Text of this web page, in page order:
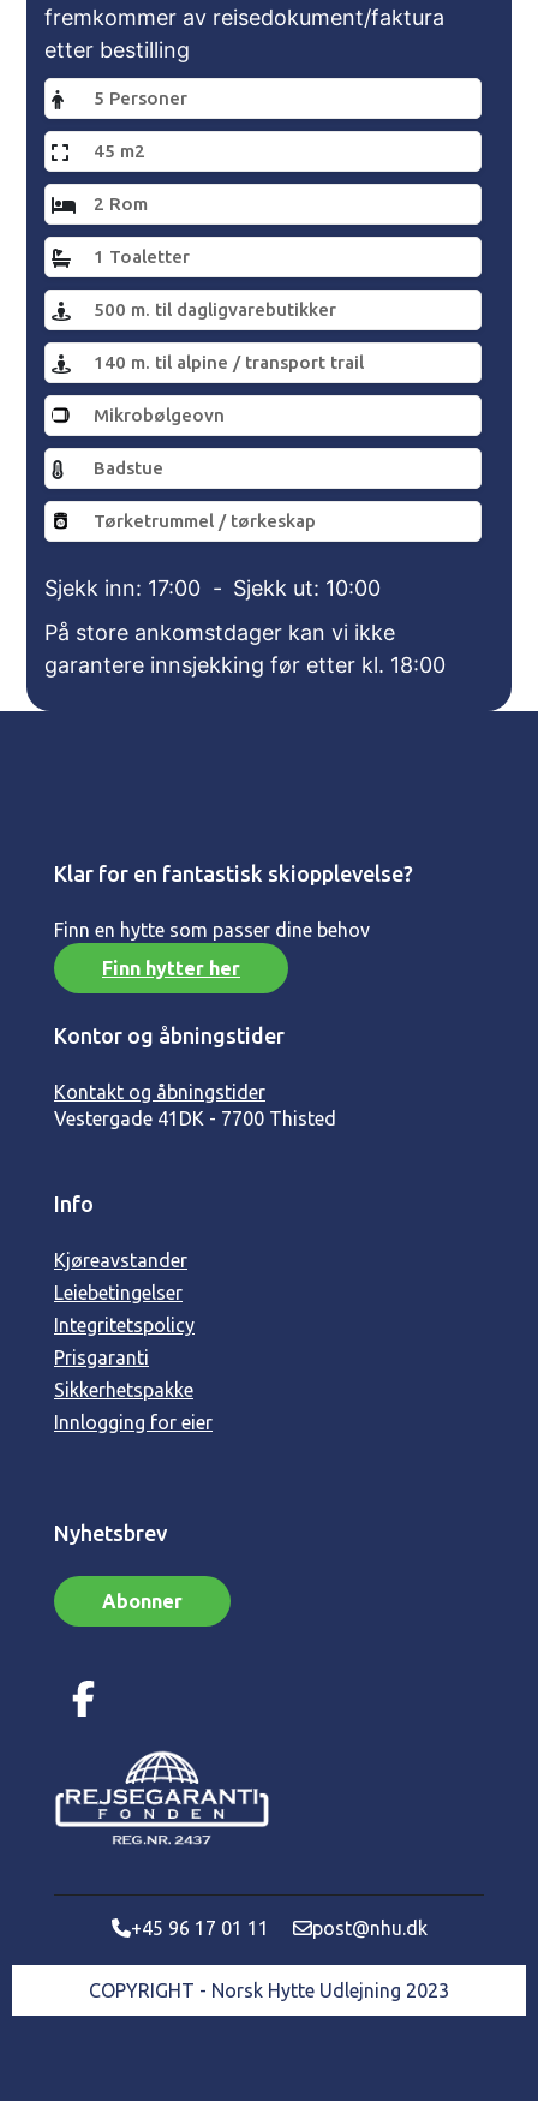
fremkommer av reisedokument/faktura
etter bestilling
5 Personer
45 m2
2 Rom
1 Toaletter
500 m. til dagligvarebutikker
140 m. til alpine / transport trail
Mikrobølgeovn
Badstue
Tørketrummel / tørkeskap
Sjekk inn: 17:00 - Sjekk ut: 10:00
På store ankomstdager kan vi ikke
garantere innsjekking før etter kl. 18:00
Klar for en fantastisk skiopplevelse?
Finn en hytte som passer dine behov
Finn hytter her
Kontor og åbningstider
Kontakt og åbningstider
Vestergade 41 DK - 7700 Thisted
Info
Kjøreavstander
Leiebetingelser
Integritetspolicy
Prisgaranti
Sikkerhetspakke
Innlogging for eier
Nyhetsbrev
Abonner
+45 96 17 01 11 post@nhu.dk
COPYRIGHT - Norsk Hytte Udlejning 2023